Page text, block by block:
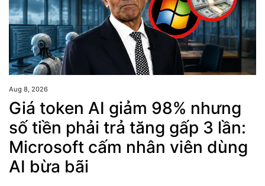
Aug 8, 2026
Giá token AI giảm 98% nhưng
số tiền phải trả tăng gấp 3 lần:
Microsoft cấm nhân viên dùng
AI bừa bãi